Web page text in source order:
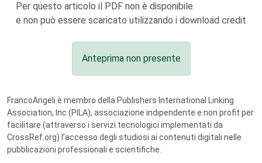
Per questo articolo il PDF non è disponibile
e non può essere scaricato utilizzando i download credit
Anteprima non presente
FrancoAngeli è membro della Publishers International Linking
Association, Inc (PILA), associazione indipendente e non profit per
facilitare (attraverso i servizi tecnologici implementati da
CrossRef.org) l’accesso degli studiosi ai contenuti digitali nelle
pubblicazioni professionali e scientifiche.